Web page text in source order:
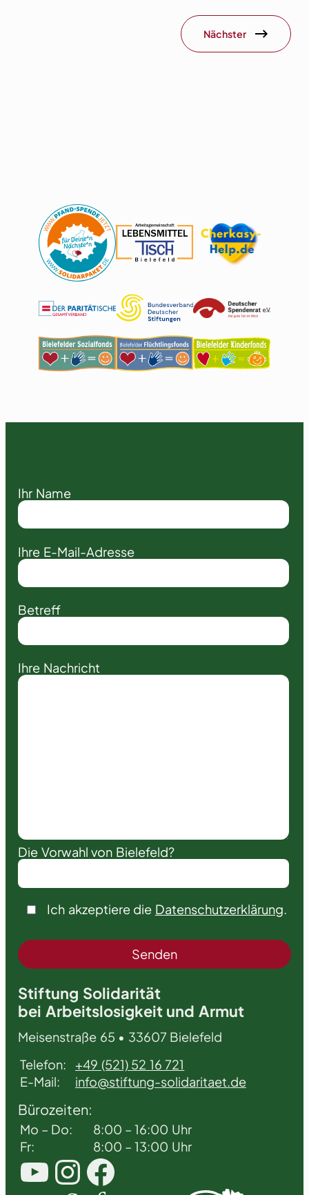
Nächster
Ihr Name
Ihre E-Mail-Adresse
Betreff
Ihre Nachricht
Die Vorwahl von Bielefeld?
Ich akzeptiere die Datenschutzerklärung
Stiftung Solidarität
bei Arbeitslosigkeit und Armut
Meisenstraße 65 • 33607 Bielefeld
Telefon:
+49 (521) 52 16 721
E-Mail:
info@stiftung-solidaritaet.de
Bürozeiten:
Mo – Do:
8:00 – 16:00 Uhr
Fr:
8:00 – 13:00 Uhr
YouTube InstagramFacebook